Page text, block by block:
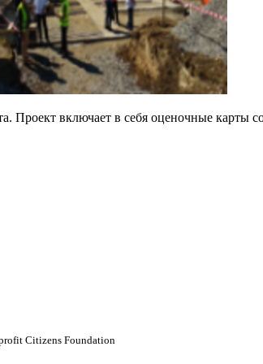
включает в себя оценочные карты
Citizens Foundation